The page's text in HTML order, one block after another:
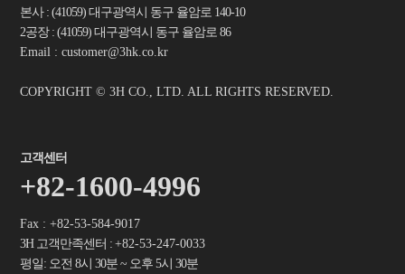
본사 : (41059) 대구광역시 동구 율암로 140-10
2공장 : (41059) 대구광역시 동구 율암로 86
Email : customer@3hk.co.kr
COPYRIGHT © 3H CO., LTD. ALL RIGHTS RESERVED.
고객센터
+82-1600-4996
Fax : +82-53-584-9017
3H 고객만족센터 :+82-53-247-0033
평일: 오전 8시 30분 ~ 오후 5시 30분